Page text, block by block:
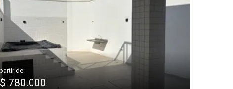
de:
780.000